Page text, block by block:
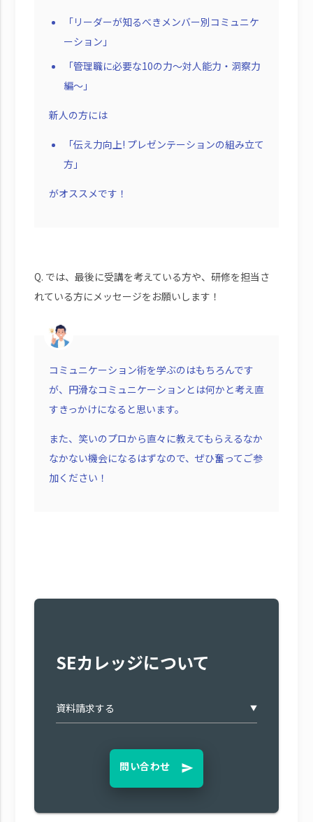
「リーダーが知るべきメンバー別コミュニケ
ーション」
「管理職に必要な10の力～対人能力・洞察力
編～」
新人の方には
「伝え力向上! プレゼンテーションの組み立て
方」
がオススメです！
Q. では、最後に受講を考えている方や、研修を担当さ
れている方にメッセージをお願いします！
コミュニケーション術を学ぶのはもちろんです
が、円滑なコミュニケーションとは何かと考え直
すきっかけになると思います。
また、笑いのプロから直々に教えてもらえるなか
なかない機会になるはずなので、ぜひ奮ってご参
加ください！
SEカレッジについて
▼
問い合わせ send